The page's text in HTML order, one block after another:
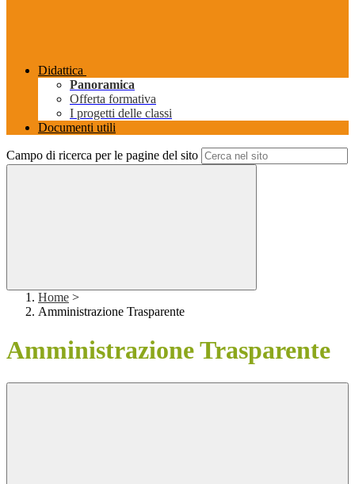
Didattica
Panoramica
Offerta formativa
I progetti delle classi
Documenti utili
Campo di ricerca per le pagine del sito
Home >
Amministrazione Trasparente
Amministrazione Trasparente